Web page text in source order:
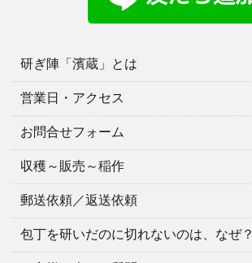
研ぎ陣「濱蔵」とは
営業日・アクセス
お問合せフォーム
収穫～販売～稲作
郵送依頼／返送依頼
包丁を研いだのに切れないのは、なぜ？